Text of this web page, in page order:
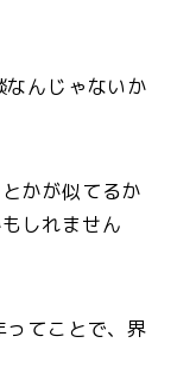
んじゃないか
かが似てるか
しれません
てことで、界